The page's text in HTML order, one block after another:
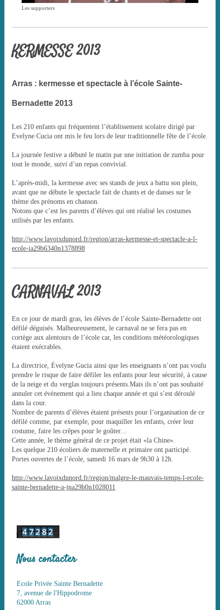
Les supporters
KERMESSE 2013
Arras : kermesse et spectacle à l’école Sainte-
Bernadette 2013
Les 210 enfants qui fréquentent l’établissement scolaire dirigé par
Evelyne Cucia ont mis le feu lors de leur traditionnelle fête de l’école.
La journée festive a débuté le matin par une initiation de zumba pour
tout le monde, suivi d’un repas convivial.
L’après-midi, la kermesse avec ses stands de jeux a battu son plein,
avant que ne débute le spectacle fait de chants et de danses sur le
thème des prénoms en chanson.
Notons que c’est les parents d’élèves qui ont réalisé les costumes
utilisés par les enfants.
http://www.lavoixdunord.fr/region/arras-kermesse-et-spectacle-a-l-
ecole-ia29b6340n1378898
CARNAVAL 2013
En ce jour de mardi gras, les élèves de l’école Sainte-Bernadette ont
défilé déguisés. Malheureusement, le carnaval ne se fera pas en
cortège aux alentours de l’école car, les conditions météorologiques
étaient exécrables.
La directrice, Évelyne Gucia ainsi que les enseignants n’ont pas voulu
prendre le risque de faire défiler les enfants pour leur sécurité, à cause
de la neige et du verglas toujours présents.Mais ils n’ont pas souhaité
annuler cet événement qui a lieu chaque année et qui s’est déroulé
dans la cour.
Nombre de parents d’élèves étaient présents pour l’organisation de ce
défilé comme, par exemple, pour maquiller les enfants, créer leur
costume, faire les crêpes pour le goûter...
Cette année, le thème général de ce projet était «la Chine».
Les quelque 210 écoliers de maternelle et primaire ont participé.
Portes ouvertes de l’école, samedi 16 mars de 9h30 à 12h.
http://www.lavoixdunord.fr/region/malgre-le-mauvais-temps-l-ecole-
sainte-bernadette-a-jna29b0n1028011
Nous contacter
Ecole Privée Sainte Bernadette
7, avenue de l'Hippodrome
62000 Arras